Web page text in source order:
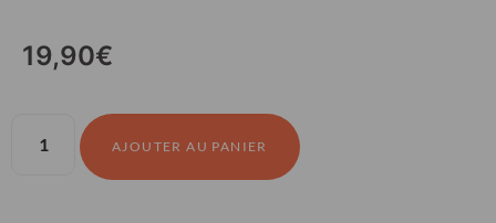
19,90€
AJOUTER AU PANIER